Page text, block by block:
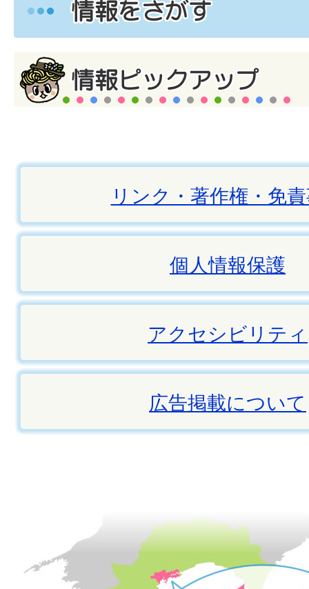
リンク・著作権・免
個人情報保護
アクセシビリティ
広告掲載について